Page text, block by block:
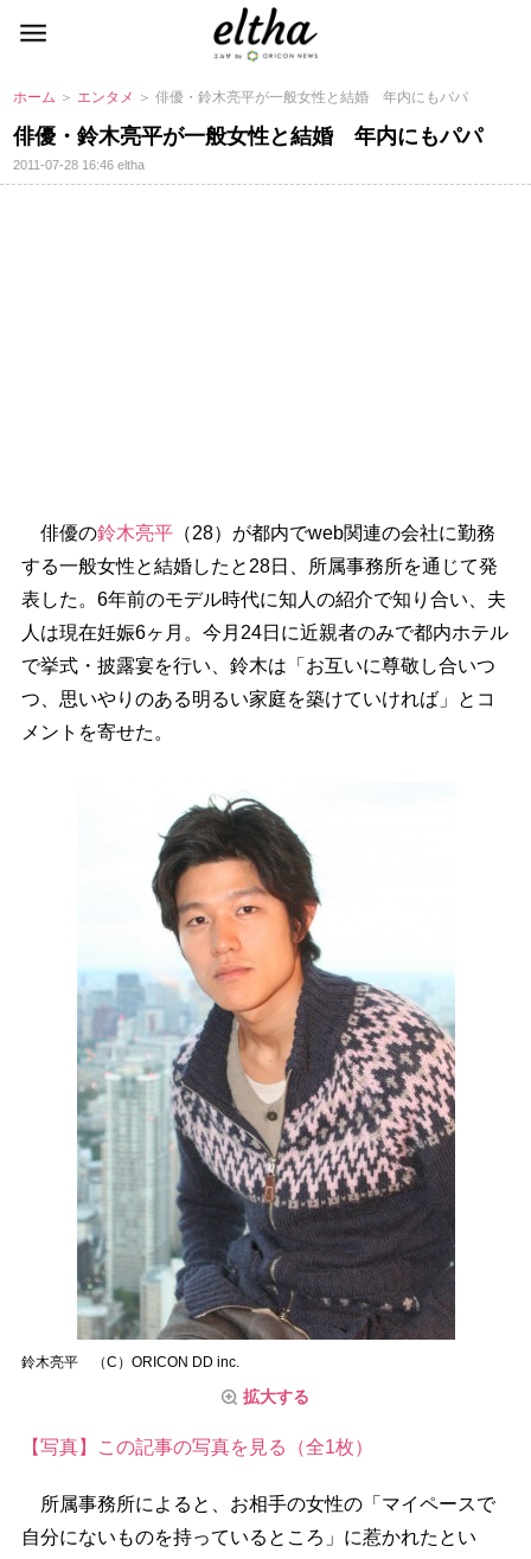
ホーム ＞ エンタメ ＞ 俳優・鈴木亮平が一般女性と結婚 年内にもパパ
俳優・鈴木亮平が一般女性と結婚 年内にもパパ
2011-07-28 16:46eltha
俳優の鈴木亮平（28）が都内でweb関連の会社に勤務
する一般女性と結婚したと28日、所属事務所を通じて発
表した。6年前のモデル時代に知人の紹介で知り合い、夫
人は現在妊娠6ヶ月。今月24日に近親者のみで都内ホテル
で挙式・披露宴を行い、鈴木は「お互いに尊敬し合いつ
つ、思いやりのある明るい家庭を築けていければ」とコ
メントを寄せた。
鈴木亮平 （C）ORICON DD inc.
拡大する
【写真】この記事の写真を見る（全1枚）
所属事務所によると、お相手の女性の「マイペースで
自分にないものを持っているところ」に惹かれたとい